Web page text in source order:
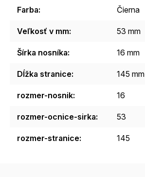
Farba: Čierna
Veľkosť v mm: 53 mm
Šírka nosníka: 16 mm
Dĺžka stranice: 145 mm
rozmer-nosnik: 16
rozmer-ocnice-sirka: 53
rozmer-stranice: 145